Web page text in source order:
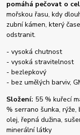
pomáhá pečovat o
mořskou řasu, kdy
zubní kámen, který
odstranit.
- vysoká chutnost
- vysoká stravitelnost
- bezlepkový
- bez umělých barviv,
Složení: 55 % kuřecí
% serrano šunka,
olej, řepná dužina,
minerální látky